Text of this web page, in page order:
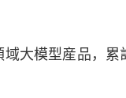
大模型産品，累